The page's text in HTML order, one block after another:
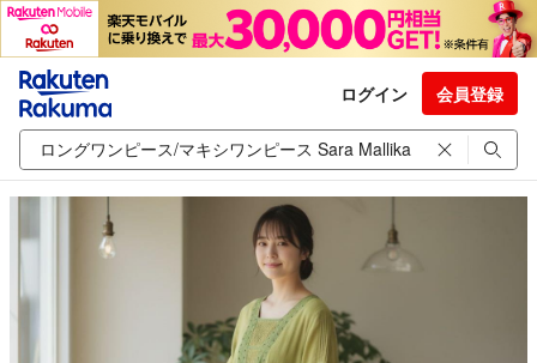
ログイン 会員登録